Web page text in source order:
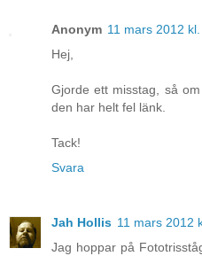
Anonym 11 mars 2012
Hej,
Gjorde ett misstag, så
den har helt fel länk.
Tack!
Svara
Jah Hollis 11 mars 2012
Jag hoppar på